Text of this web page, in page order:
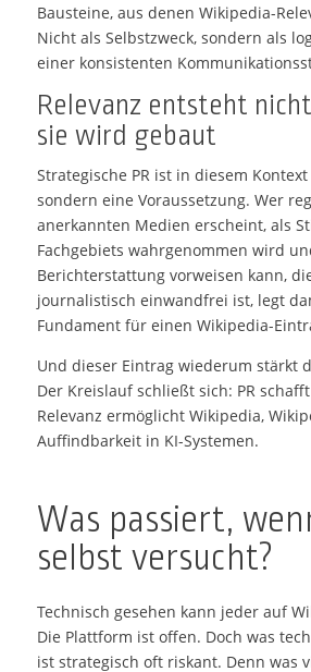
Bausteine, aus denen Wikipedia-
Nicht als Selbstzweck, sondern als
einer konsistenten
Relevanz entsteht
sie wird gebaut
Strategische PR ist in diesem
sondern eine Voraussetzung. Wer
anerkannten Medien erscheint, als
Fachgebiets wahrgenommen wird
Berichterstattung vorweisen kann,
journalistisch einwandfrei ist, legt
Fundament für einen Wikipedia-
Und dieser Eintrag wiederum stärkt
Der Kreislauf schließt sich: PR
Relevanz ermöglicht Wikipedia,
Auffindbarkeit in KI-Systemen.
Was passiert,
selbst versucht?
Technisch gesehen kann jeder auf
Die Plattform ist offen. Doch was
ist strategisch oft riskant. Denn was